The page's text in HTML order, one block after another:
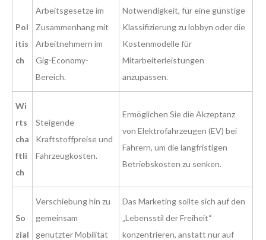
Pol
itis
ch
Arbeitsgesetze im
Zusammenhang mit
Arbeitnehmern im
Gig-Economy-
Bereich.
Notwendigkeit, für eine günstige
Klassifizierung zu lobbyn oder die
Kostenmodelle für
Mitarbeiterleistungen
anzupassen.
Wi
rts
cha
ftli
ch
Steigende
Kraftstoffpreise und
Fahrzeugkosten.
Ermöglichen Sie die Akzeptanz
von Elektrofahrzeugen (EV) bei
Fahrern, um die langfristigen
Betriebskosten zu senken.
So
zial
Verschiebung hin zu
gemeinsam
genutzter Mobilität
Das Marketing sollte sich auf den
„Lebensstil der Freiheit“
konzentrieren, anstatt nur auf